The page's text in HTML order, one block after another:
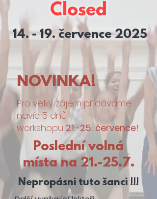
Closed
14. - 19. července 2025
NOVINKA!
Pro velký zájem přidáváme
navíc 5 dnů
workshopu 21.-25. července!
Poslední volná
místa na 21.-25.7.
Nepropásni tuto šanci !!!